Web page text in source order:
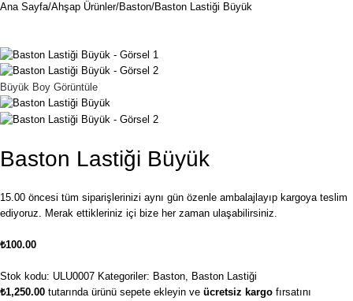
Ana Sayfa Ahşap Ürünler Baston Baston Lastiği Büyük
Büyük Boy Görüntüle
Baston Lastiği Büyük
15.00 öncesi tüm siparişlerinizi aynı gün özenle ambalajlayıp kargoya teslim
ediyoruz. Merak ettikleriniz içi bize her zaman ulaşabilirsiniz.
₺100.00
Stok kodu: ULU0007 Kategoriler: Baston
Baston Lastiği
₺1,250.00 tutarında ürünü sepete ekleyin ve ücretsiz kargo fırsatını